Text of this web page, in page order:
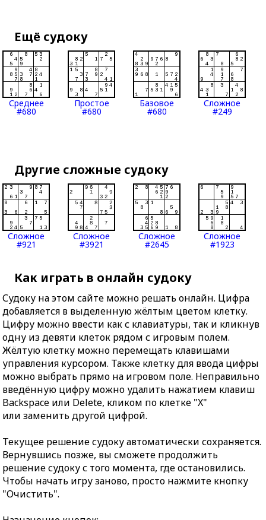
Ещё судоку
Среднее
#680
Простое
#680
Базовое
#680
Сложное
#249
Другие сложные судоку
Сложное
#921
Сложное
#3921
Сложное
#2645
Сложное
#1923
Как играть в онлайн судоку
Судоку на этом сайте можно решать онлайн. Цифра
добавляется в выделенную жёлтым цветом клетку.
Цифру можно ввести как с клавиатуры, так и кликнув
одну из девяти клеток рядом с игровым полем.
Жёлтую клетку можно перемещать клавишами
управления курсором. Также клетку для ввода цифры
можно выбрать прямо на игровом поле. Неправильно
введённую цифру можно удалить нажатием клавиш
Backspace или Delete, кликом по клетке "X"
или заменить другой цифрой.
Текущее решение судоку автоматически сохраняется.
Вернувшись позже, вы сможете продолжить
решение судоку с того момента, где остановились.
Чтобы начать игру заново, просто нажмите кнопку
"Очистить".